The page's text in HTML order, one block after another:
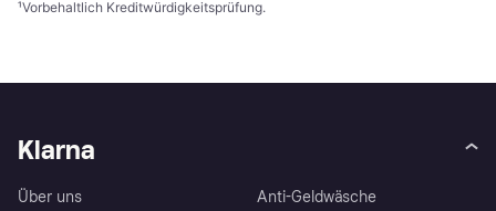
¹Vorbehaltlich Kreditwürdigkeitsprüfung.
Klarna
Über uns
Anti-Geldwäsche